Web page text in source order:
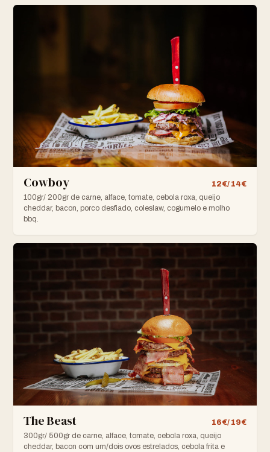
Cowboy
12€/ 14€
100gr/ 200gr de carne, alface, tomate, cebola roxa, queijo
cheddar, bacon, porco desfiado, coleslaw, cogumelo e molho
bbq.
The Beast
16€/ 19€
300gr/ 500gr de carne, alface, tomate, cebola roxa, queijo
cheddar, bacon com um/dois ovos estrelados, cebola frita e